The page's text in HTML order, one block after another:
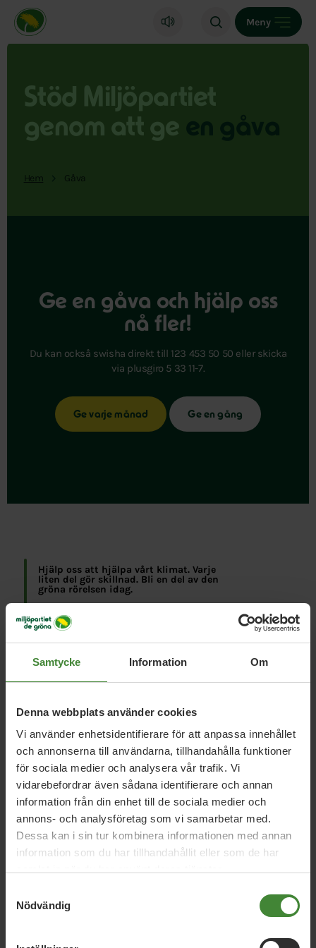
Samtycke Information Om
Denna webbplats använder cookies
Vi använder enhetsidentifierare för att anpassa innehållet
och annonserna till användarna, tillhandahålla funktioner
för sociala medier och analysera vår trafik. Vi
vidarebefordrar även sådana identifierare och annan
information från din enhet till de sociala medier och
annons- och analysföretag som vi samarbetar med.
Dessa kan i sin tur kombinera informationen med annan
information som du har tillhandahållit eller som de har
Nödvändig
Miljöpartiet de gröna, startsida
Meny
Stöd Miljöpartiet
genom att ge
Hem Gåva
Ge en gåva och hjälp oss
nå fler!
Du kan också swisha direkt till 123 453 50 50 eller skicka
via plusgiro 5 33 11-7.
Ge varje månad Ge en gång
Hjälp oss att hjälpa vårt klimat. Varje
liten del gör skillnad. Bli en del av den
gröna rörelsen idag.
Katrin Wissing
Partisekreterare
Engagera dig för enhållbar
framtidtillsammans med
oss i Miljöpartiet.
Vi i Miljöpartiet vill bygga en hållbar framtid, där vi
människor tar hand om varandra och vår planet. Vill du